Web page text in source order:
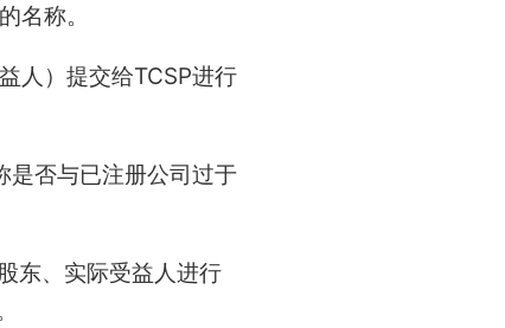
名称。
人）提交给TCSP进行
是否与已注册公司过于
东、实际受益人进行